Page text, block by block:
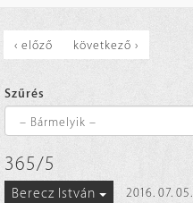
‹ előző következő ›
Szűrés
365/5
Berecz István 2016. 07. 05.